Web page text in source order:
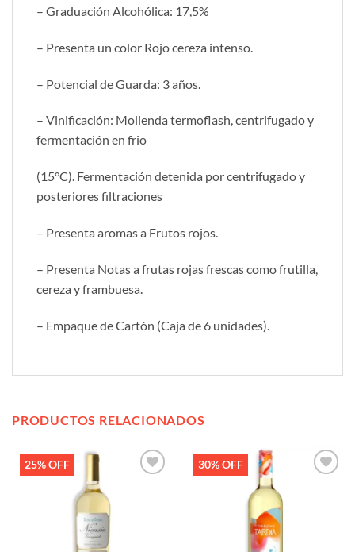
– Graduación Alcohólica: 17,5%
– Presenta un color Rojo cereza intenso.
– Potencial de Guarda: 3 años.
– Vinificación: Molienda termoflash, centrifugado y
fermentación en frio
(15°C). Fermentación detenida por centrifugado y
posteriores filtraciones
– Presenta aromas a Frutos rojos.
– Presenta Notas a frutas rojas frescas como frutilla,
cereza y frambuesa.
– Empaque de Cartón (Caja de 6 unidades).
PRODUCTOS RELACIONADOS
25% OFF 30% OFF